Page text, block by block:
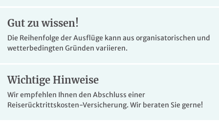
Wichtige Hinweise
Wir empfehlen Ihnen den Abschluss einer
Reiserücktrittskosten-Versicherung. Wir beraten Sie gerne!
Gut zu wissen!
Die Reihenfolge der Ausflüge kann aus organisatorischen und
wetterbedingten Gründen variieren.